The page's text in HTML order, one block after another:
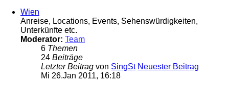
Wien
Anreise, Locations, Events, Sehenswürdigkeiten,
Unterkünfte etc.
Moderator: Team
6 Themen
24 Beiträge
Letzter Beitrag von SingSt Neuester Beitrag
Mi 26.Jan 2011, 16:18